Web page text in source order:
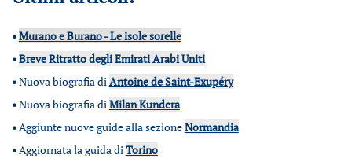
•Murano e Burano - Le isole sorelle
•Breve Ritratto degli Emirati Arabi Uniti
•Nuova biografia diAntoine de Saint-Exupéry
•Nuova biografia diMilan Kundera
•Aggiunte nuove guide alla sezioneNormandia
•Aggiornata la guida diTorino